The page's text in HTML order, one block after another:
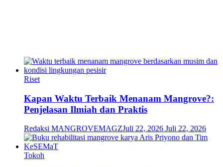
Riset
Kapan Waktu Terbaik Menanam Mangrove?:
Penjelasan Ilmiah dan Praktis
Redaksi MANGROVEMAGZJuli 22, 2026 Juli 22, 2026
Tokoh